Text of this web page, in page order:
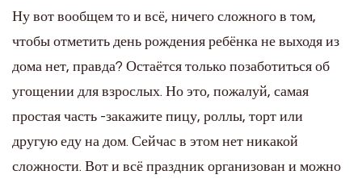
Ну вот вообщем то и всё, ничего сложного в том,
чтобы отметить день рождения ребёнка не выходя из
дома нет, правда? Остаётся только позаботиться об
угощении для взрослых. Но это, пожалуй, самая
простая часть -закажите пицу, роллы, торт или
другую еду на дом. Сейчас в этом нет никакой
сложности. Вот и всё праздник организован и можно